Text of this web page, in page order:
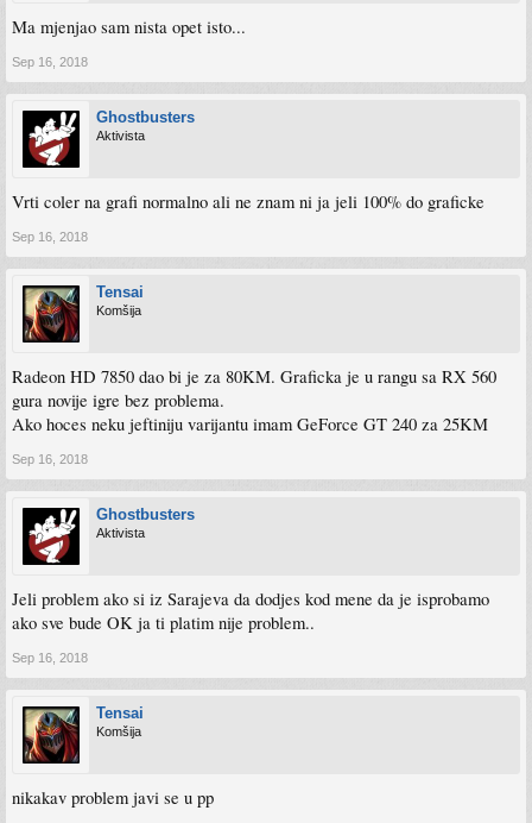
Ma mjenjao sam nista opet isto...
Sep 16, 2018
Ghostbusters
Aktivista
Vrti coler na grafi normalno ali ne znam ni ja jeli 100% do graficke
Sep 16, 2018
Tensai
Komšija
Radeon HD 7850 dao bi je za 80KM. Graficka je u rangu sa RX 560
gura novije igre bez problema.
Ako hoces neku jeftiniju varijantu imam GeForce GT 240 za 25KM
Sep 16, 2018
Ghostbusters
Aktivista
Jeli problem ako si iz Sarajeva da dodjes kod mene da je isprobamo
ako sve bude OK ja ti platim nije problem..
Sep 16, 2018
Tensai
Komšija
nikakav problem javi se u pp